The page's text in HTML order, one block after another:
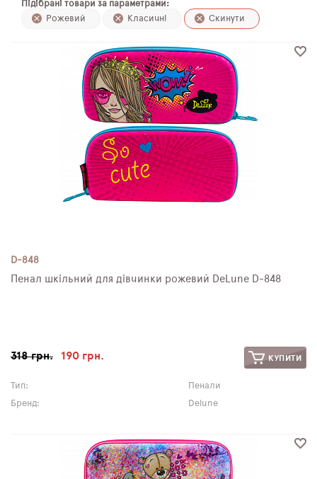
ПЛЯШКИ ДЛЯ ВОДИ
SCHOOL STANDARD
Підібрані товари за параметрами:
Рожевий
Класичні Скинути
D-848
Пенал шкільний для дівчинки рожевий DeLune D-848
318 грн. 190 грн. КУПИТИ
Тип:
Пенали
Бренд:
Delune